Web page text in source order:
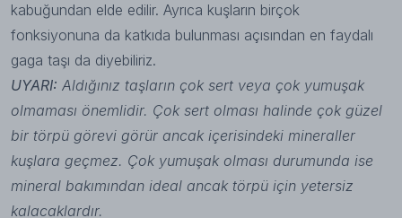
kabuğundan elde edilir. Ayrıca kuşların birçok
fonksiyonuna da katkıda bulunması açısından en faydalı
gaga taşı da diyebiliriz.
UYARI: Aldığınız taşların çok sert veya çok yumuşak
olmaması önemlidir. Çok sert olması halinde çok güzel
bir törpü görevi görür ancak içerisindeki mineraller
kuşlara geçmez. Çok yumuşak olması durumunda ise
mineral bakımından ideal ancak törpü için yetersiz
kalacaklardır.